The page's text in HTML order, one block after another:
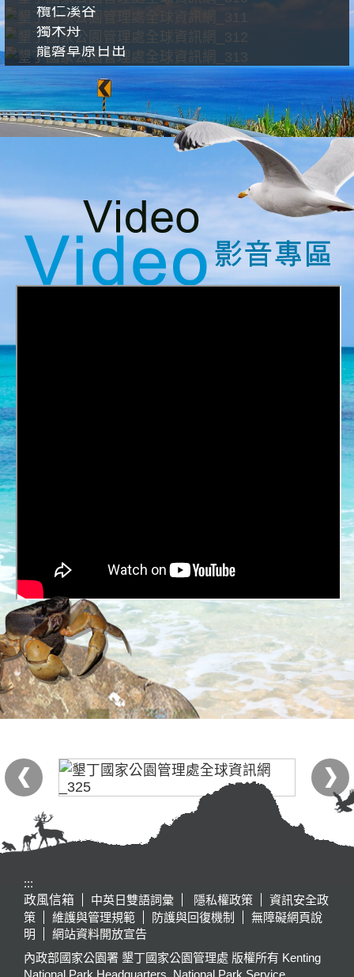
欖仁溪谷
獨木舟
龍磐草原日出
:::
政風信箱
中英日雙語詞彙 隱私權政策
資訊安全政
策
維護與管理規範 防護與回復機制
無障礙網頁說
明
網站資料開放宣告
內政部國家公園署 墾丁國家公園管理處 版權所有 Kenting
National Park Headquarters, National Park Service,